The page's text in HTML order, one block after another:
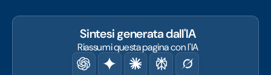
Sintesi generata dall'IA
Riassumi questa pagina con l'IA